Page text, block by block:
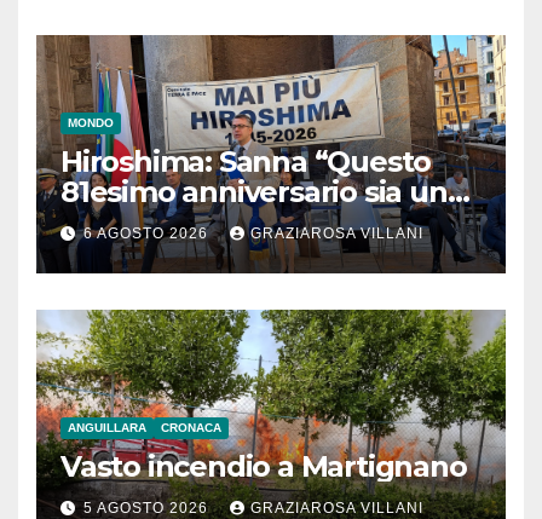
MONDO
Hiroshima: Sanna “Questo
81esimo anniversario sia un
monito per tutti”
6 AGOSTO 2026 GRAZIAROSA VILLANI
ANGUILLARA CRONACA
Vasto incendio a Martignano
5 AGOSTO 2026 GRAZIAROSA VILLANI